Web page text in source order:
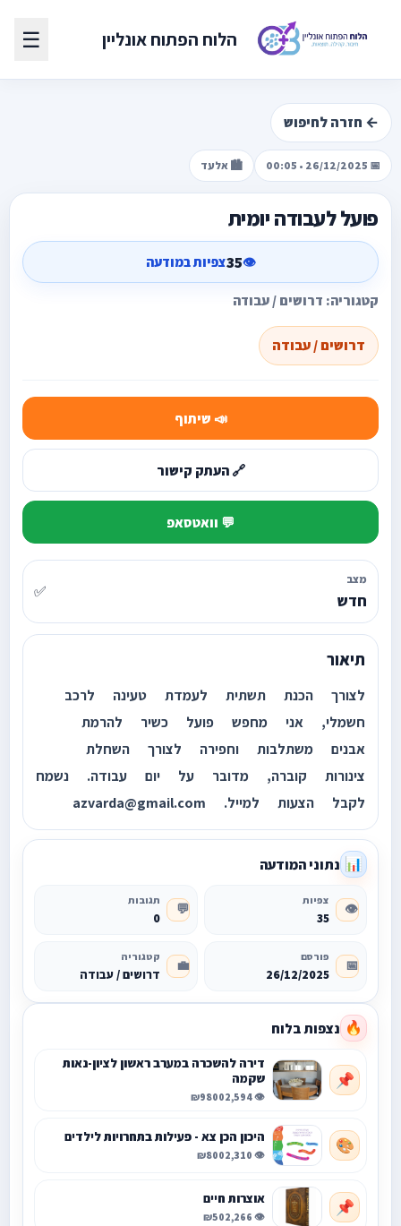
הלוח הפתוח אונליין ☰
← חזרה לחיפוש
📅 26/12/2025 • 00:05 🏙️ אלעד
פועל לעבודה יומית
👁️
35צפיות במודעה
קטגוריה: דרושים / עבודה
דרושים / עבודה
📣 שיתוף
🔗 העתק קישור
💬 וואטסאפ
מצב
חדש ✅
תיאור
לצורך הכנת תשתית לעמדת טעינה לרכב
חשמלי, אני מחפש פועל כשיר להרמת
אבנים משתלבות וחפירה לצורך השחלת
צינורות קוברה, מדובר על יום עבודה. נשמח
לקבל הצעות למייל. azvarda@gmail.com
📊 נתוני המודעה
👁️ צפיות
35
💬 תגובות
0
📅 פורסם
26/12/2025
💼 קטגוריה
דרושים / עבודה
🔥 נצפות בלוח
📌
דירה להשכרה במערב ראשון לציון-נאות
שקמה
👁️ 2,594
₪9800
🎨 היכון הכן צא - פעילות בתחרויות לילדים
👁️ 2,310
₪800
📌 אוצרות חיים
👁️ 2,266
₪50